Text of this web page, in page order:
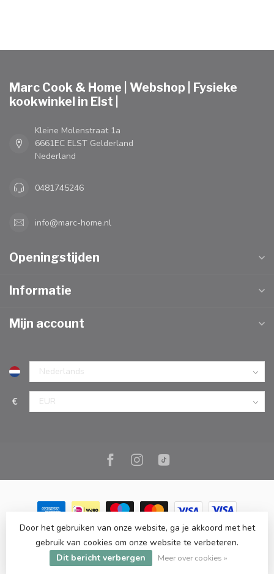
Marc Cook & Home | Webshop | Fysieke
kookwinkel in Elst |
Kleine Molenstraat 1a
6661EC ELST Gelderland
Nederland
0481745246
info@marc-home.nl
Openingstijden
Informatie
Mijn account
€
© Copyright 2026 Marc Cook & Home | Webshop | Fysieke
kookwinkel in Elst |- Powered byLightspeed-Lightspeed design
byDyvelopment
Door het gebruiken van onze website, ga je akkoord met het
gebruik van cookies om onze website te verbeteren.
Dit bericht verbergen
Meer over cookies »